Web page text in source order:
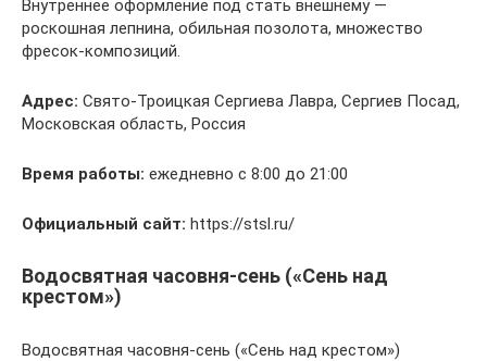
Внутреннее оформление под стать внешнему —
роскошная лепнина, обильная позолота, множество
фресок-композиций.
Адрес: Свято-Троицкая Сергиева Лавра, Сергиев Посад,
Московская область, Россия
Время работы: ежедневно с 8:00 до 21:00
Официальный сайт: https://stsl.ru/
Водосвятная часовня-сень («Сень над
крестом»)
Водосвятная часовня-сень («Сень над крестом»)